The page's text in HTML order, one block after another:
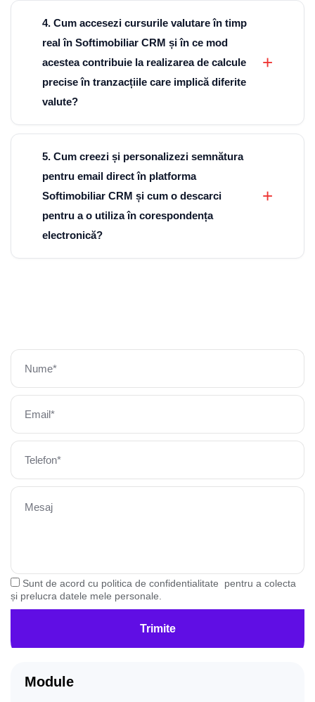
Module
Sunt de acord cu politica de confidentialitate
pentru a colecta
și prelucra datele mele personale.
Trimite
4. Cum accesezi cursurile valutare în timp
real în Softimobiliar CRM și în ce mod
acestea contribuie la realizarea de calcule
precise în tranzacțiile care implică diferite
valute?
5. Cum creezi și personalizezi semnătura
pentru email direct în platforma
Softimobiliar CRM și cum o descarci
pentru a o utiliza în corespondența
electronică?